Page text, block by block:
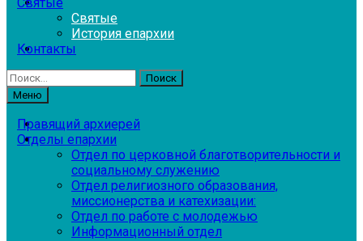
Святые
История епархии
Контакты
Найти:
Меню
Правящий архиерей
Отделы епархии
Отдел по церковной благотворительности и
социальному служению
Отдел религиозного образования,
миссионерства и катехизации:
Отдел по работе с молодежью
Информационный отдел